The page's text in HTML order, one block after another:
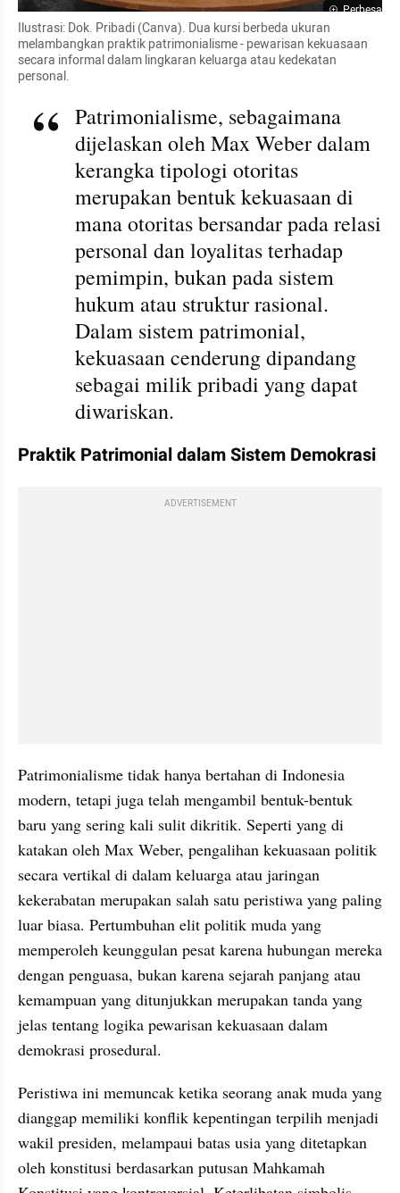
Perbesar
Ilustrasi: Dok. Pribadi (Canva). Dua kursi berbeda ukuran
melambangkan praktik patrimonialisme - pewarisan kekuasaan
secara informal dalam lingkaran keluarga atau kedekatan
personal.
Patrimonialisme, sebagaimana
dijelaskan oleh Max Weber dalam
kerangka tipologi otoritas
merupakan bentuk kekuasaan di
mana otoritas bersandar pada relasi
personal dan loyalitas terhadap
pemimpin, bukan pada sistem
hukum atau struktur rasional.
Dalam sistem patrimonial,
kekuasaan cenderung dipandang
sebagai milik pribadi yang dapat
diwariskan.
Praktik Patrimonial dalam Sistem Demokrasi
ADVERTISEMENT
Patrimonialisme tidak hanya bertahan di Indonesia
modern, tetapi juga telah mengambil bentuk-bentuk
baru yang sering kali sulit dikritik. Seperti yang di
katakan oleh Max Weber, pengalihan kekuasaan politik
secara vertikal di dalam keluarga atau jaringan
kekerabatan merupakan salah satu peristiwa yang paling
luar biasa. Pertumbuhan elit politik muda yang
memperoleh keunggulan pesat karena hubungan mereka
dengan penguasa, bukan karena sejarah panjang atau
kemampuan yang ditunjukkan merupakan tanda yang
jelas tentang logika pewarisan kekuasaan dalam
demokrasi prosedural.
Peristiwa ini memuncak ketika seorang anak muda yang
dianggap memiliki konflik kepentingan terpilih menjadi
wakil presiden, melampaui batas usia yang ditetapkan
oleh konstitusi berdasarkan putusan Mahkamah